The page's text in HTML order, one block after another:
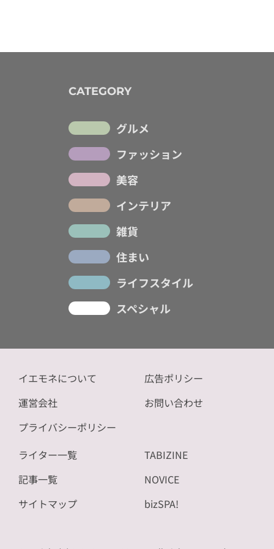
CATEGORY
グルメ
ファッション
美容
インテリア
雑貨
住まい
ライフスタイル
スペシャル
イエモネについて
運営会社
プライバシーポリシー
広告ポリシー
お問い合わせ
ライター一覧
記事一覧
サイトマップ
TABIZINE
NOVICE
bizSPA!